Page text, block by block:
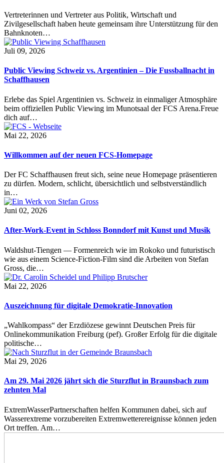
Vertreterinnen und Vertreter aus Politik, Wirtschaft und
Zivilgesellschaft haben heute gemeinsam ihre Unterstützung für den
Bahnknoten…
Juli 09, 2026
Public Viewing Schweiz vs. Argentinien – Die Fussballnacht in
Schaffhausen
Erlebe das Spiel Argentinien vs. Schweiz in einmaliger Atmosphäre
beim offiziellen Public Viewing im Munotsaal der FCS Arena.Freue
dich auf…
Mai 22, 2026
Willkommen auf der neuen FCS-Homepage
Der FC Schaffhausen freut sich, seine neue Homepage präsentieren
zu dürfen. Modern, schlicht, übersichtlich und selbstverständlich
in…
Juni 02, 2026
After-Work-Event in Schloss Bonndorf mit Kunst und Musik
Waldshut-Tiengen — Formenreich wie im Rokoko und futuristisch
wie aus einem Science-Fiction-Film sind die Arbeiten von Stefan
Gross, die…
Mai 22, 2026
Auszeichnung für digitale Demokratie-Innovation
„Wahlkompass“ der Erzdiözese gewinnt Deutschen Preis für
Onlinekommunikation Freiburg (pef). Großer Erfolg für die digitale
politische…
Mai 29, 2026
Am 29. Mai 2026 jährt sich die Sturzflut in Braunsbach zum
zehnten Mal
ExtremWasserPartnerschaften helfen Kommunen dabei, sich auf
Wasserextreme vorzubereiten Extremwetterereignisse können jeden
Ort treffen. Am…